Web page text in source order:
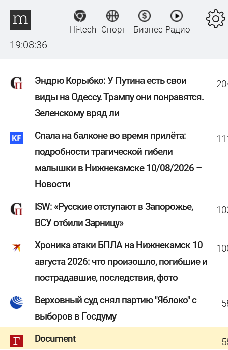
19:08:37
Hi-tech Спорт Бизнес Радио
Эндрю Корыбко: У Путина есть свои
виды на Одессу. Трампу они понравятся.
Зеленскому вряд ли
Спала на балконе во время прилёта:
подробности трагической гибели
малышки в Нижнекамске 10/08/2026 –
Новости
ISW: «Русские отступают в Запорожье,
ВСУ отбили Зарницу»
Хроника атаки БПЛА на Нижнекамск 10
августа 2026: что произошло, погибшие и
пострадавшие, последствия, фото
Верховный суд снял партию "Яблоко" с
выборов в Госдуму
Document